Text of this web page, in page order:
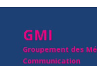
GMI
Groupement des
Communication